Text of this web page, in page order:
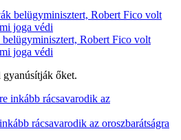
Robert Fico volt
joga védi
gyanúsítják őket.
rácsavarodik az oroszbarátságra